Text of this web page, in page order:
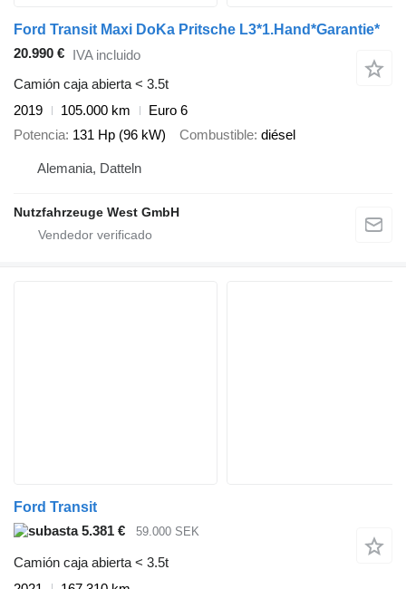
Ford Transit Maxi DoKa Pritsche L3*1.Hand*Garantie*
20.990 € IVA incluido
Camión caja abierta < 3.5t
2019
105.000 km
Euro 6
Potencia 131 Hp (96 kW) Combustible diésel
Alemania, Datteln
Nutzfahrzeuge West GmbH
Ford Transit
5.381 €
59.000 SEK
Camión caja abierta < 3.5t